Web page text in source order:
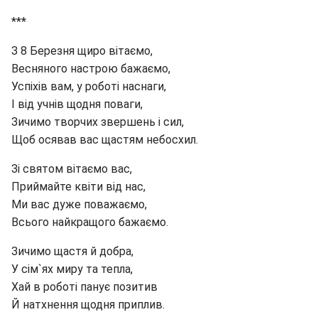
***
З 8 Березня щиро вітаємо,
Весняного настрою бажаємо,
Успіхів вам, у роботі наснаги,
І від учнів щодня поваги,
Зичимо творчих звершень і сил,
Щоб осявав вас щастям небосхил.
Зі святом вітаємо вас,
Приймайте квіти від нас,
Ми вас дуже поважаємо,
Всього найкращого бажаємо.
Зичимо щастя й добра,
У сім`ях миру та тепла,
Хай в роботі панує позитив
Й натхнення щодня приплив.